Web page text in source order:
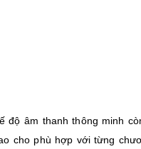
độ âm thanh thông minh
cho phù hợp với từng